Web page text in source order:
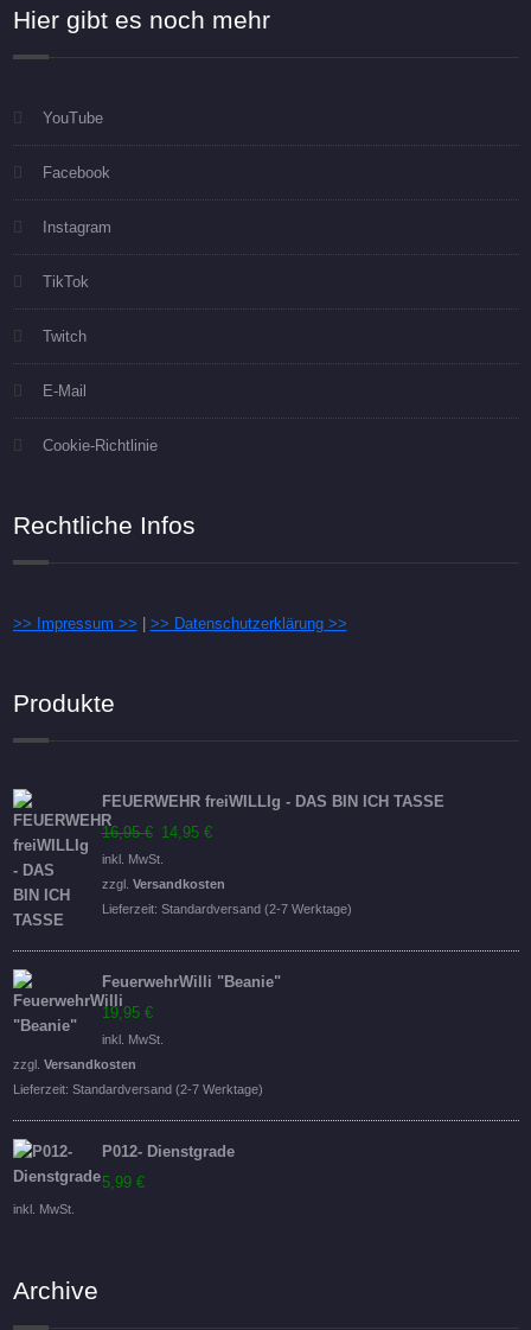
Hier gibt es noch mehr
YouTube
Facebook
Instagram
TikTok
Twitch
E-Mail
Cookie-Richtlinie
Rechtliche Infos
>> Impressum >> >> Datenschutzerklärung >>
Produkte
FEUERWEHR freiWILLIg - DAS BIN ICH TASSE
16,95€ Ursprünglicher
Preis
war:
16,95 €
14,95 €
ist:
14,95 €.
inkl. MwSt.
zzgl. Versandkosten
Lieferzeit: Standardversand (2-7 Werktage)
FeuerwehrWilli "Beanie"
19,95 €
inkl. MwSt.
zzgl. Versandkosten
Lieferzeit: Standardversand (2-7 Werktage)
P012- Dienstgrade
5,99 €
inkl. MwSt.
Archive